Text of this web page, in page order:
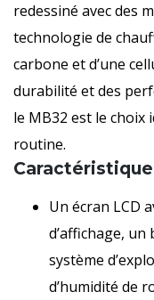
redessiné avec des
technologie de
carbone et d’une
durabilité et des
le MB32 est le choix
routine.
Un écran LCD
d’affichage,
système
d’humidité de